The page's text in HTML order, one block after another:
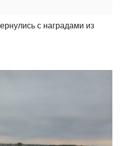
с наградами из